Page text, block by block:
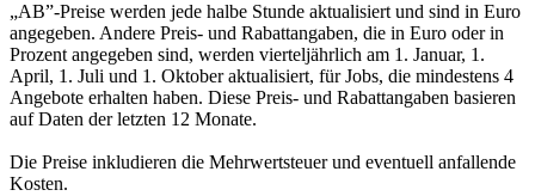
„AB”-Preise werden jede halbe Stunde aktualisiert und sind in Euro
angegeben. Andere Preis- und Rabattangaben, die in Euro oder in
Prozent angegeben sind, werden vierteljährlich am 1. Januar, 1.
April, 1. Juli und 1. Oktober aktualisiert, für Jobs, die mindestens 4
Angebote erhalten haben. Diese Preis- und Rabattangaben basieren
auf Daten der letzten 12 Monate.
Die Preise inkludieren die Mehrwertsteuer und eventuell anfallende
Kosten.